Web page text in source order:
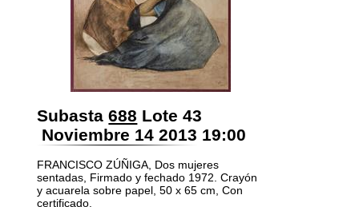
Subasta 688 Lote 43
Noviembre 14 2013 19:00
FRANCISCO ZÚÑIGA, Dos mujeres
sentadas, Firmado y fechado 1972. Crayón
y acuarela sobre papel, 50 x 65 cm, Con
certificado.